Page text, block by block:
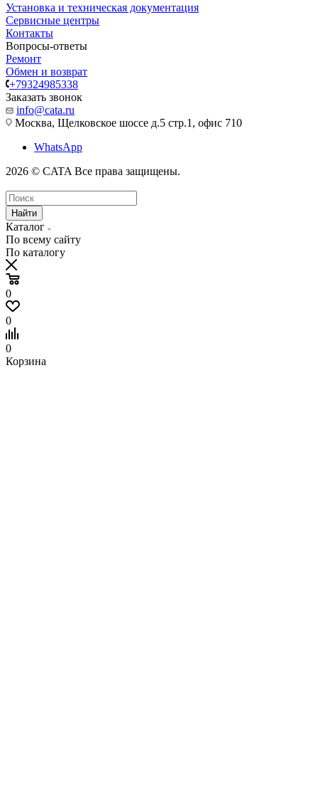
Установка и техническая документация
Сервисные центры
Контакты
Вопросы-ответы
Ремонт
Обмен и возврат
+79324985338
Заказать звонок
info@cata.ru
Москва, Щелковское шоссе д.5 стр.1, офис 710
WhatsApp
2026 © CATA Все права защищены.
Найти
Каталог
По всему сайту
По каталогу
0
0
0
Корзина